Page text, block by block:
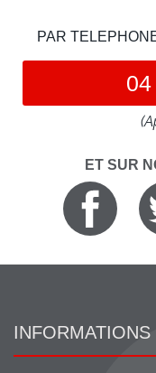
PAR
ET SUR
INFORMATIONS